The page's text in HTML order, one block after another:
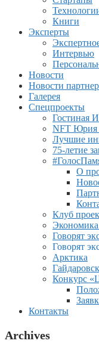
Книги
Эксперты
Интервью
Новости
Новости
Галерея
Спецпроекты
Гостиная
NFT Юрия
Лучшие
75-летие
О
Клуб
Экономика
Говорят
Говорят
Арктика
Конкурс
Контакты
Archives